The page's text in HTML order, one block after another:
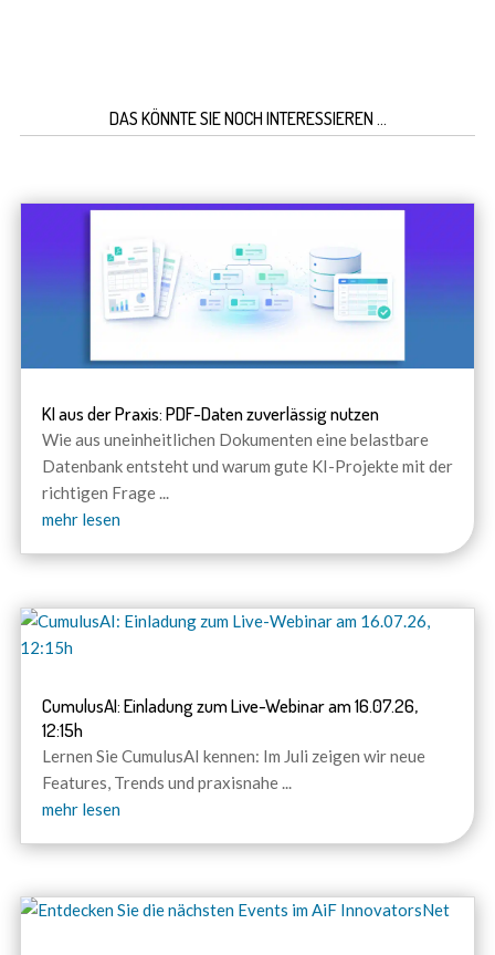
DAS KÖNNTE SIE NOCH INTERESSIEREN …
KI aus der Praxis: PDF-Daten zuverlässig nutzen
Wie aus uneinheitlichen Dokumenten eine belastbare
Datenbank entsteht und warum gute KI-Projekte mit der
richtigen Frage...
mehr lesen
CumulusAI: Einladung zum Live-Webinar am 16.07.26,
12:15h
Lernen Sie CumulusAI kennen: Im Juli zeigen wir neue
Features, Trends und praxisnahe...
mehr lesen